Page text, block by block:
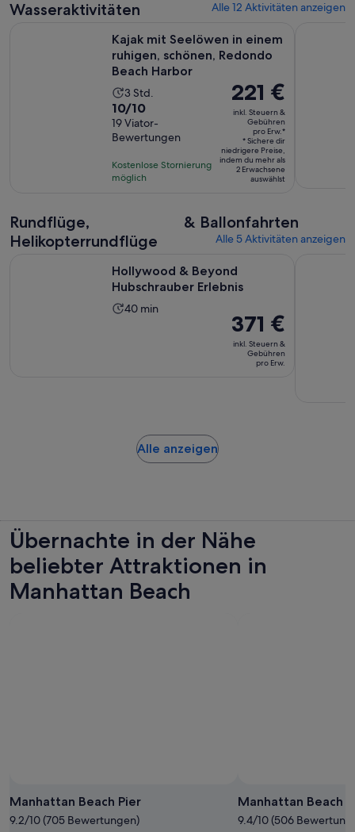
Wasseraktivitäten Alle 12 Aktivitäten anzeigen
Kajak mit Seelöwen in einem
ruhigen, schönen, Redondo
Beach Harbor
Die
Aktivität
dauert
3
Stunden
3 Std.
10.0
von
10,
auf
10/10
19 Viator-
Bewertungen
Kostenlose Stornierung
möglich
Der
Preis
beträgt
221 €
pro
Erw.*
221 €
inkl. Steuern &
Gebühren
pro Erw.*
* Sichere dir
niedrigere Preise,
indem du mehr als
2 Erwachsene
auswählst
Rundflüge,
Helikopterrundflüge
& Ballonfahrten
Alle 5 Aktivitäten anzeigen
Hollywood & Beyond
Hubschrauber Erlebnis
Die
40 min
Der
Preis
beträgt
371 €
371 €
inkl. Steuern &
Gebühren
pro Erw.
Alle anzeigenWird
Übernachte in der Nähe
beliebter Attraktionen in
Manhattan Beach
Manhattan Beach Pier
9.2/10 (705 Bewertungen)
Manhattan Beach
9.4/10 (506